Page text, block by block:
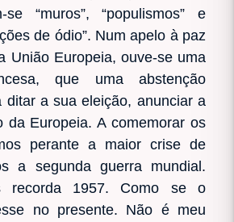
se “muros”, “populismos” e
de ódio”. Num apelo à paz
União Europeia, ouve-se uma
que uma abstenção
ditar a sua eleição, anunciar a
da Europeia. A comemorar os
perante a maior crise de
a segunda guerra mundial.
recorda 1957. Como se o
no presente. Não é meu